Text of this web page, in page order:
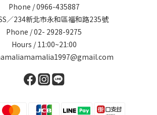
Phone / 0966-435887
／234新北市永和區福和路235號
Phone / 02- 2928-9275
Hours / 11:00~21:00